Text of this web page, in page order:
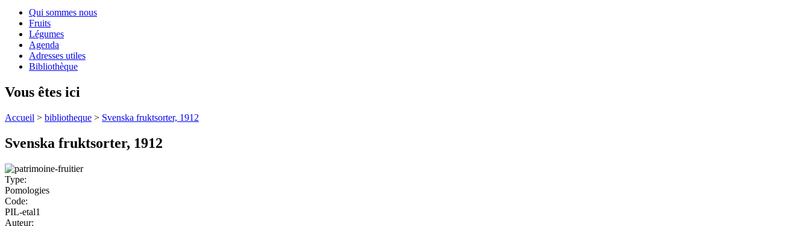
Qui sommes nous
Fruits
Légumes
Agenda
Adresses utiles
Bibliothèque
Vous êtes ici
Accueil > bibliotheque > Svenska fruktsorter, 1912
Svenska fruktsorter, 1912
Type:
Pomologies
Code:
PIL-etal1
Auteur: